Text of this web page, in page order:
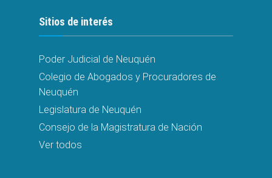
Sitios de interés
Poder Judicial de Neuquén
Colegio de Abogados y Procuradores de
Neuquén
Legislatura de Neuquén
Consejo de la Magistratura de Nación
Ver todos